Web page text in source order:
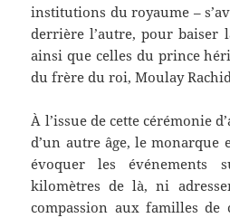
institutions du royaume –
derrière l’autre, pour baiser
ainsi que celles du prince
du frère du roi, Moulay
À l’issue de cette cérémonie
d’un autre âge, le monarque
évoquer les événements
kilomètres de là, ni
compassion aux familles de